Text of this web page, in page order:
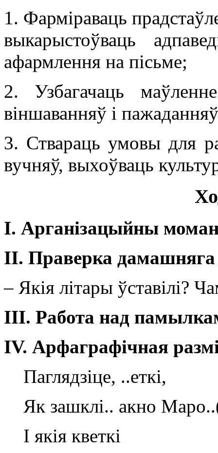
1. Фарміраваць
выкарыстоўваць
афармлення на пісьме;
2. Узбагачаць
віншаванняў і
3. Ствараць умовы для
вучняў, выхоўваць
I. Арганізацыйны
ІІ. Праверка
– Якія літары ўставілі?
ІІІ. Работа над
IV. Арфаграфічная
Паглядзіце, ..еткі,
Як зашклі.. акно
I якія кветкі